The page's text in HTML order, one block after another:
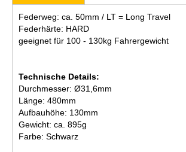
Federweg: ca. 50mm / LT = Long Travel
Federhärte: HARD
geeignet für 100 - 130kg Fahrergewicht
Technische Details:
Durchmesser: Ø31,6mm
Länge: 480mm
Aufbauhöhe: 130mm
Gewicht: ca. 895g
Farbe: Schwarz